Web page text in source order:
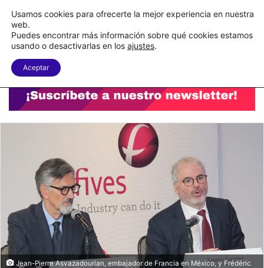
C&A México completa la implementación de su WMS en la nube
Menu
Jean-Pierre Asvazadourian, embajador de Francia en México, y Frédéric
Usamos cookies para ofrecerte la mejor experiencia en nuestra
web.
Puedes encontrar más información sobre qué cookies estamos
usando o desactivarlas en los ajustes.
Aceptar